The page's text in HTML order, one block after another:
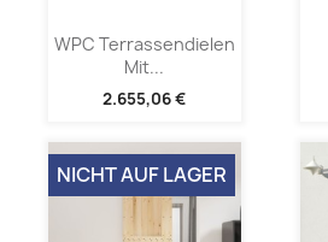
WPC Terrassendielen
Mit...
2.655,06 €
NICHT AUF LAGER